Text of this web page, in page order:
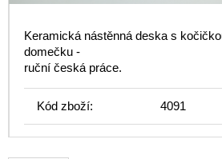
Keramická nástěnná deska s
domečku -
ruční česká práce.
Kód zboží: 4091